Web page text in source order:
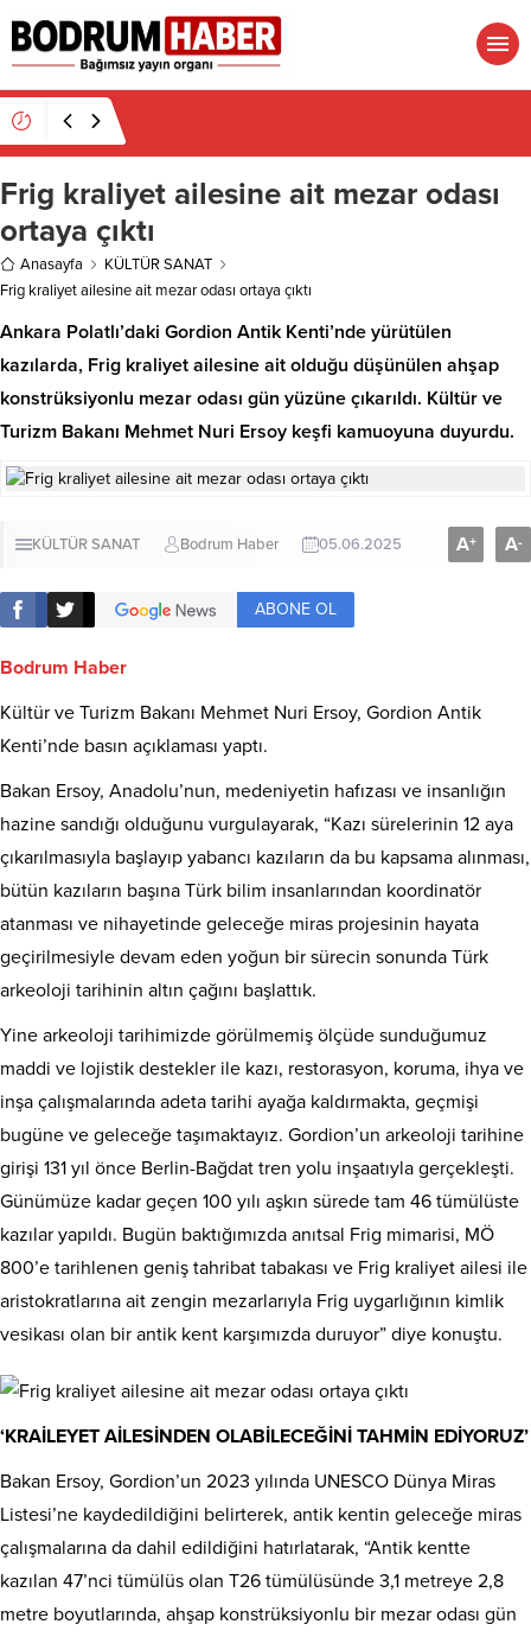
Frig kraliyet ailesine ait mezar odası
ortaya çıktı
Anasayfa
KÜLTÜR SANAT
Frig kraliyet ailesine ait mezar odası ortaya çıktı
Ankara Polatlı’daki Gordion Antik Kenti’nde yürütülen
kazılarda, Frig kraliyet ailesine ait olduğu düşünülen ahşap
konstrüksiyonlu mezar odası gün yüzüne çıkarıldı. Kültür ve
Turizm Bakanı Mehmet Nuri Ersoy keşfi kamuoyuna duyurdu.
KÜLTÜR SANAT Bodrum Haber 05.06.2025 A+ A-
ABONE OL
Bodrum Haber
Kültür ve Turizm Bakanı Mehmet Nuri Ersoy, Gordion Antik
Kenti’nde basın açıklaması yaptı.
Bakan Ersoy, Anadolu’nun, medeniyetin hafızası ve insanlığın
hazine sandığı olduğunu vurgulayarak, “Kazı sürelerinin 12 aya
çıkarılmasıyla başlayıp yabancı kazıların da bu kapsama alınması,
bütün kazıların başına Türk bilim insanlarından koordinatör
atanması ve nihayetinde geleceğe miras projesinin hayata
geçirilmesiyle devam eden yoğun bir sürecin sonunda Türk
arkeoloji tarihinin altın çağını başlattık.
Yine arkeoloji tarihimizde görülmemiş ölçüde sunduğumuz
maddi ve lojistik destekler ile kazı, restorasyon, koruma, ihya ve
inşa çalışmalarında adeta tarihi ayağa kaldırmakta, geçmişi
bugüne ve geleceğe taşımaktayız. Gordion’un arkeoloji tarihine
girişi 131 yıl önce Berlin-Bağdat tren yolu inşaatıyla gerçekleşti.
Günümüze kadar geçen 100 yılı aşkın sürede tam 46 tümülüste
kazılar yapıldı. Bugün baktığımızda anıtsal Frig mimarisi, MÖ
800’e tarihlenen geniş tahribat tabakası ve Frig kraliyet ailesi ile
aristokratlarına ait zengin mezarlarıyla Frig uygarlığının kimlik
vesikası olan bir antik kent karşımızda duruyor” diye konuştu.
‘KRAİLEYET AİLESİNDEN OLABİLECEĞİNİ TAHMİN EDİYORUZ’
Bakan Ersoy, Gordion’un 2023 yılında UNESCO Dünya Miras
Listesi’ne kaydedildiğini belirterek, antik kentin geleceğe miras
çalışmalarına da dahil edildiğini hatırlatarak, “Antik kentte
kazılan 47’nci tümülüs olan T26 tümülüsünde 3,1 metreye 2,8
metre boyutlarında, ahşap konstrüksiyonlu bir mezar odası gün